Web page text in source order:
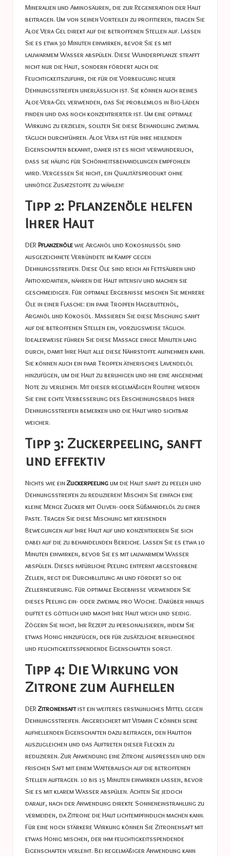
Mineralien und Aminosäuren, die zur Regeneration der Haut
beitragen. Um von seinen Vorteilen zu profitieren, tragen Sie
Aloe Vera Gel direkt auf die betroffenen Stellen auf. Lassen
Sie es etwa 30 Minuten einwirken, bevor Sie es mit
lauwarmem Wasser abspülen. Diese Wunderpflanze strafft
nicht nur die Haut, sondern fördert auch die
Feuchtigkeitszufuhr, die für die Vorbeugung neuer
Dehnungsstreifen unerlässlich ist. Sie können auch reines
Aloe-Vera-Gel verwenden, das Sie problemlos in Bio-Läden
finden und das noch konzentrierter ist. Um eine optimale
Wirkung zu erzielen, sollten Sie diese Behandlung zweimal
täglich durchführen. Aloe Vera ist für ihre heilenden
Eigenschaften bekannt, daher ist es nicht verwunderlich,
dass sie häufig für Schönheitsbehandlungen empfohlen
wird. Vergessen Sie nicht, ein Qualitätsprodukt ohne
unnötige Zusatzstoffe zu wählen!
Tipp 2: Pflanzenöle helfen
Ihrer Haut
DER Pflanzenölewie Arganöl und Kokosnussöl sind
ausgezeichnete Verbündete im Kampf gegen
Dehnungsstreifen. Diese Öle sind reich an Fettsäuren und
Antioxidantien, nähren die Haut intensiv und machen sie
geschmeidiger. Für optimale Ergebnisse mischen Sie mehrere
Öle in einer Flasche: ein paar Tropfen Hagebuttenöl,
Arganöl und Kokosöl. Massieren Sie diese Mischung sanft
auf die betroffenen Stellen ein, vorzugsweise täglich.
Idealerweise führen Sie diese Massage einige Minuten lang
durch, damit Ihre Haut alle diese Nährstoffe aufnehmen kann.
Sie können auch ein paar Tropfen ätherisches Lavendelöl
hinzufügen, um die Haut zu beruhigen und ihr eine angenehme
Note zu verleihen. Mit dieser regelmäßigen Routine werden
Sie eine echte Verbesserung des Erscheinungsbilds Ihrer
Dehnungsstreifen bemerken und die Haut wird sichtbar
weicher.
Tipp 3: Zuckerpeeling, sanft
und effektiv
Nichts wie ein Zuckerpeelingum die Haut sanft zu peelen und
Dehnungsstreifen zu reduzieren! Mischen Sie einfach eine
kleine Menge Zucker mit Oliven- oder Süßmandelöl zu einer
Paste. Tragen Sie diese Mischung mit kreisenden
Bewegungen auf Ihre Haut auf und konzentrieren Sie sich
dabei auf die zu behandelnden Bereiche. Lassen Sie es etwa 10
Minuten einwirken, bevor Sie es mit lauwarmem Wasser
abspülen. Dieses natürliche Peeling entfernt abgestorbene
Zellen, regt die Durchblutung an und fördert so die
Zellerneuerung. Für optimale Ergebnisse verwenden Sie
dieses Peeling ein- oder zweimal pro Woche. Darüber hinaus
duftet es göttlich und macht Ihre Haut weich und seidig.
Zögern Sie nicht, Ihr Rezept zu personalisieren, indem Sie
etwas Honig hinzufügen, der für zusätzliche beruhigende
und feuchtigkeitsspendende Eigenschaften sorgt.
Tipp 4: Die Wirkung von
Zitrone zum Aufhellen
DER Zitronensaftist ein weiteres erstaunliches Mittel gegen
Dehnungsstreifen. Angereichert mit Vitamin C können seine
aufhellenden Eigenschaften dazu beitragen, den Hautton
auszugleichen und das Auftreten dieser Flecken zu
reduzieren. Zur Anwendung eine Zitrone auspressen und den
frischen Saft mit einem Wattebausch auf die betroffenen
Stellen auftragen. 10 bis 15 Minuten einwirken lassen, bevor
Sie es mit klarem Wasser abspülen. Achten Sie jedoch
darauf, nach der Anwendung direkte Sonneneinstrahlung zu
vermeiden, da Zitrone die Haut lichtempfindlich machen kann.
Für eine noch stärkere Wirkung können Sie Zitronensaft mit
etwas Honig mischen, der ihm feuchtigkeitsspendende
Eigenschaften verleiht. Bei regelmäßiger Anwendung kann